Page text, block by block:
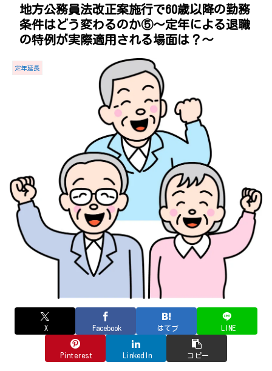
地方公務員法改正案施行で60歳以降の勤務
条件はどう変わるのか⑤～定年による退職
の特例が実際適用される場面は？～
定年延長
X Facebook はてブ LINE
Pinterest LinkedIn コピー